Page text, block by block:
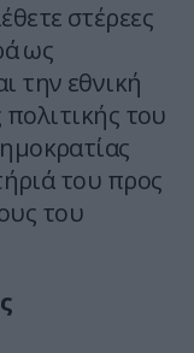
στέρεες
ως
την εθνική
του
του προς
του